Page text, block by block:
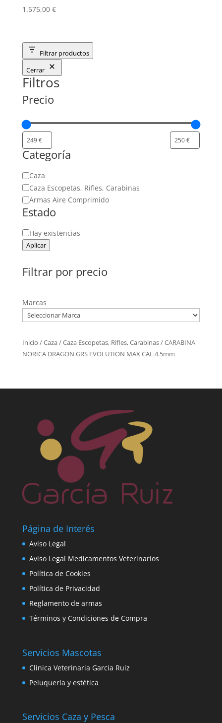
1.575,00 €
Filtrar productos
Cerrar
Filtros
Precio
Categoría
Categoría
Caza
Caza Escopetas, Rifles, Carabinas
Armas Aire Comprimido
Estado
Estado
Hay existencias
Aplicar
Filtrar por precio
Marcas
Inicio /Caza/Caza Escopetas, Rifles, Carabinas/ CARABINA
NORICA DRAGON GRS EVOLUTION MAX CAL.4.5mm
Página de Interés
Aviso Legal
Aviso Legal Medicamentos Veterinarios
Política de Cookies
Política de Privacidad
Reglamento de armas
Términos y Condiciones de Compra
Servicios Mascotas
Clinica Veterinaria Garcia Ruiz
Peluquería y estética
Servicios Caza y Pesca